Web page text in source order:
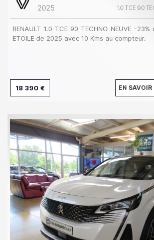
2025
1.0 TCE 90
RENAULT 1.0 TCE 90 TECHNO NEUVE -23%
ETOILE de 2025 avec 10 Kms au compteur.
18 390 € EN SAVOIR